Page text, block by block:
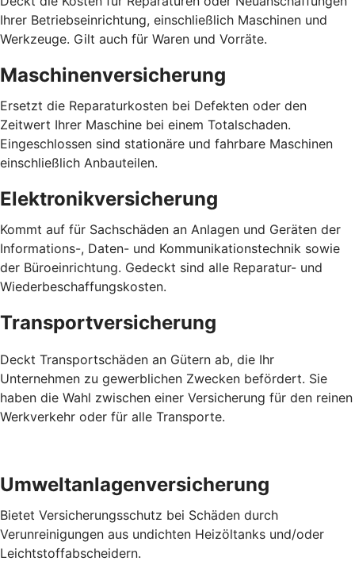
Ihrer Betriebseinrichtung, einschließlich Maschinen und
Werkzeuge. Gilt auch für Waren und Vorräte.
Maschinenversicherung
Ersetzt die Reparaturkosten bei Defekten oder den
Zeitwert Ihrer Maschine bei einem Totalschaden.
Eingeschlossen sind stationäre und fahrbare Maschinen
einschließlich Anbauteilen.
Elektronikversicherung
Kommt auf für Sachschäden an Anlagen und Geräten der
Informations-, Daten- und Kommunikationstechnik sowie
der Büroeinrichtung. Gedeckt sind alle Reparatur- und
Wiederbeschaffungskosten.
Transportversicherung
Deckt Transportschäden an Gütern ab, die Ihr
Unternehmen zu gewerblichen Zwecken befördert. Sie
haben die Wahl zwischen einer Versicherung für den reinen
Werkverkehr oder für alle Transporte.
Umweltanlagenversicherung
Bietet Versicherungsschutz bei Schäden durch
Verunreinigungen aus undichten Heizöltanks und/oder
Leichtstoffabscheidern.